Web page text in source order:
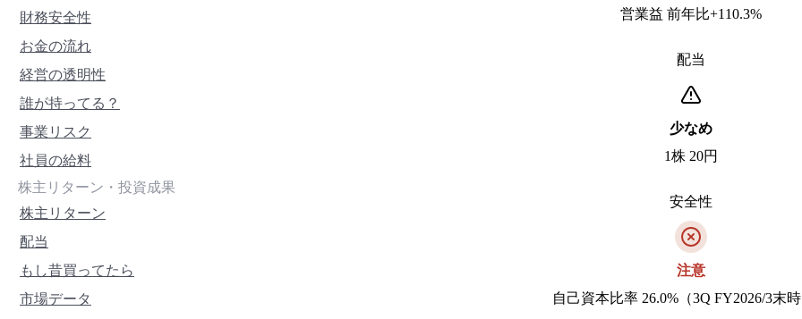
財務安全性
お金の流れ
経営の透明性
誰が持ってる？
事業リスク
社員の給料
株主リターン・投資成果
株主リターン
配当
もし昔買ってたら
市場データ
営業益 前年比+110.3%
配当
少なめ
1株 20円
安全性
注意
自己資本比率 26.0%（3Q FY2026/3末